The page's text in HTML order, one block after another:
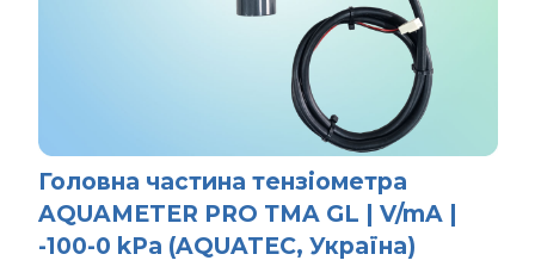
Головна частина тензіометра
AQUAMETER PRO ТMA GL | V/mA |
-100-0 kPa (AQUATEC, Україна)